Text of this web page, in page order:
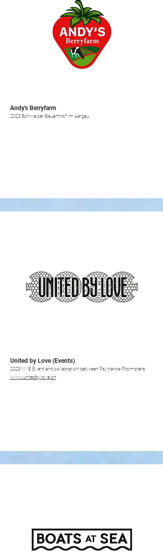
Andy's Berryfarm
2023 Schweizer Bauernhof im Aargau
United by Love (Events)
2023 NYE Event and collabration between Psytrance Promoters.
www.unitedbylove.ch